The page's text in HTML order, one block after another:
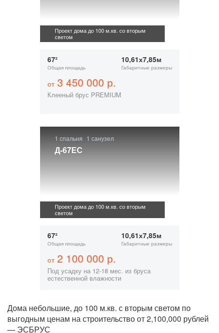
Проект дома до 100 м.кв. со вторым
светом
67²
Общая площадь
10,61х7,85м
Габаритные размеры
от3 450 000 р.
Клееный брус PREMIUM
1 спальня 1 санузел
Д-67ЕС
Проект дома до 100 м.кв. со вторым
светом
67²
Общая площадь
10,61х7,85м
Габаритные размеры
от2 100 000 р.
Под усадку на 12-18 мес. из бруса
естественной влажности
Дома небольшие, до 100 м.кв. с вторым светом по
выгодным ценам на строительство от 2,100,000 рублей
— ЭСБРУС